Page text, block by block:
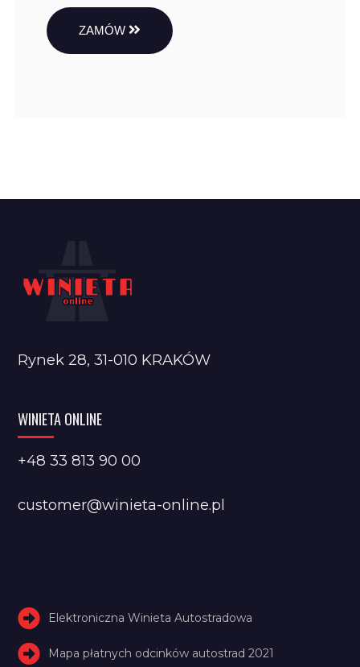
ZAMÓW
Rynek 28, 31-010 KRAKÓW
WINIETA ONLINE
+48 33 813 90 00
customer@winieta-online.pl
Elektroniczna Winieta Autostradowa
Mapa płatnych odcinków autostrad 2021